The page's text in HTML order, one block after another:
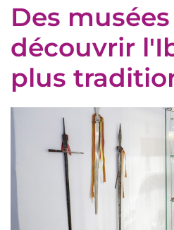
Des
découvrir
plus